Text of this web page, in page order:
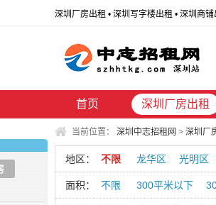
深圳厂房出租 • 深圳写字楼出租 • 深圳商
首页 深圳厂房出租
当前位置： 深圳中志招租网 > 深圳厂
地区： 不限 龙华区 光明区
面积： 不限 300平米以下